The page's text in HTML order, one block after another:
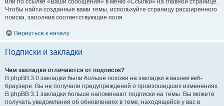
или по ссылке «Ваши сообщения» в меню «Ссылки» на главной странице.
Чтобы найти созданные вами темы, используйте страницу расширенного
поиска, заполнив соответствующие поля.
Вернуться к началу
Подписки и закладки
Чем закладки отличаются от подписок?
В phpBB 3.0 закладки были больше похожи на закладки в вашем веб-
браузере. Вы не получали предупреждений о произошедших изменениях.
В phpBB 3.1 закладки больше напоминают подписки на темы. Вы можете
получать уведомления об обновлениях в теме, находящейся у вас в